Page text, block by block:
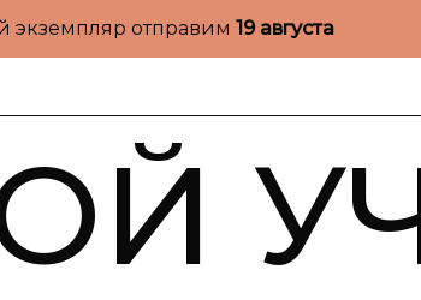
экземпляр отправим 19 августа